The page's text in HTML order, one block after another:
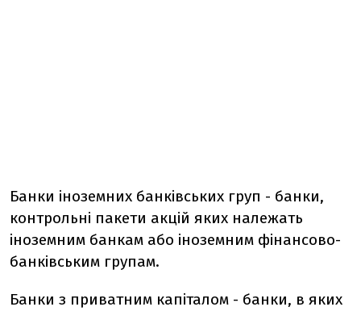
Банки іноземних банківських груп - банки,
контрольні пакети акцій яких належать
іноземним банкам або іноземним фінансово-
банківським групам.
Банки з приватним капіталом - банки, в яких